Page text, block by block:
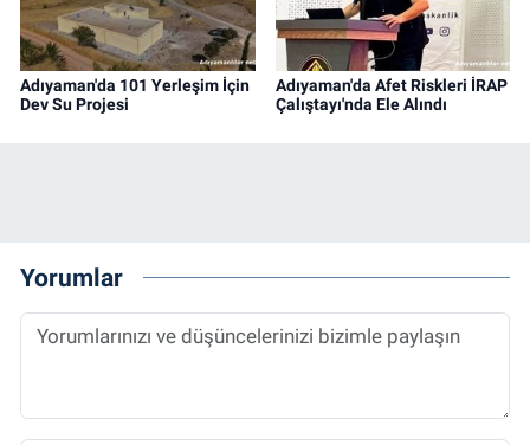
Adıyaman'da 101 Yerleşim İçin
Dev Su Projesi
Adıyaman'da Afet Riskleri İRAP
Çalıştayı'nda Ele Alındı
Yorumlar